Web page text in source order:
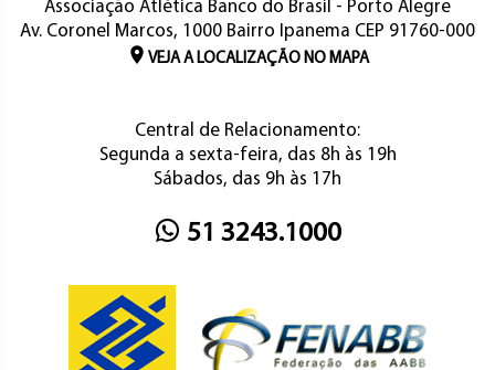
Associação Atlética Banco do Brasil - Porto Alegre
Av. Coronel Marcos, 1000 Bairro Ipanema CEP 91760-000
VEJA A LOCALIZAÇÃO NO MAPA
Central de Relacionamento:
Segunda a sexta-feira, das 8h às 19h
Sábados, das 9h às 17h
51 3243.1000